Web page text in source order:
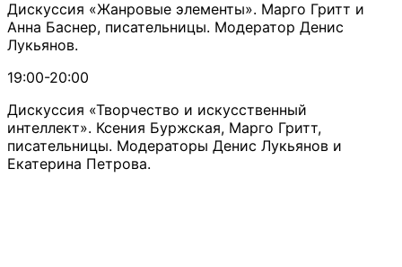
Дискуссия «Жанровые элементы». Марго Гритт и
Анна Баснер, писательницы. Модератор Денис
Лукьянов.
19:00-20:00
Дискуссия «Творчество и искусственный
интеллект». Ксения Буржская, Марго Гритт,
писательницы. Модераторы Денис Лукьянов и
Екатерина Петрова.